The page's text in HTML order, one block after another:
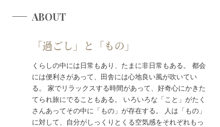
ABOUT
「過ごし」と「もの」
くらしの中には日常もあり、たまに非日常もある。 都会
には便利さがあって、田舎には心地良い風が吹いてい
る。 家でリラックスする時間があって、好奇心にかきた
てられ旅にでることもある。 いろいろな「こと」がたく
さんあってその中に「もの」が存在する。 人は「もの」
に対して、自分がしっくりとくる空気感をそれぞれもっ